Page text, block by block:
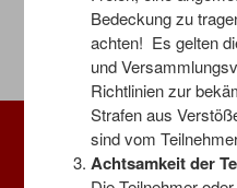
Bedeckung zu
achten! Es gelten
und
Richtlinien zur
Strafen aus
sind vom
Achtsamkeit der